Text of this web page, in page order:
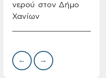
Oριστικοί πίνακες
σχέση εργάσιας
ιδιωτικού δικαίου
νερού στον Δήμο
Χανίων
← →